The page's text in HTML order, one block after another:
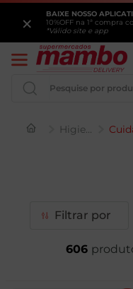
BAIXE NOSSO
10%OFF na 1ª compra
*Válido site e app
×
Pesquise por
Higiene e Perfumaria
Filtrar
606